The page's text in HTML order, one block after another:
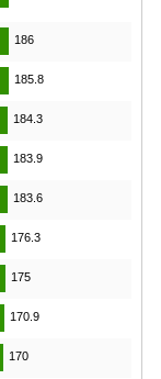
186
185.8
184.3
183.9
183.6
176.3
175
170.9
170